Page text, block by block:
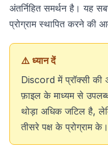
अंतर्निहित समर्थन है। यह
प्रोग्राम स्थापित करने की
⚠️ ध्यान दें
Discord में प्रॉक्सी की
फ़ाइल के माध्यम से
थोड़ा अधिक जटिल है,
तीसरे पक्ष के प्रोग्राम के।